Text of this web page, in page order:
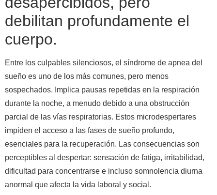
debilitan profundamente el
cuerpo.
Entre los culpables silenciosos, el síndrome de apnea del
sueño es uno de los más comunes, pero menos
sospechados. Implica pausas repetidas en la respiración
durante la noche, a menudo debido a una obstrucción
parcial de las vías respiratorias. Estos microdespertares
impiden el acceso a las fases de sueño profundo,
esenciales para la recuperación. Las consecuencias son
perceptibles al despertar: sensación de fatiga, irritabilidad,
dificultad para concentrarse e incluso somnolencia diurna
anormal que afecta la vida laboral y social.